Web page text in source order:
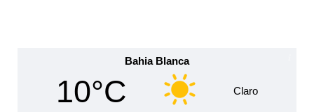
Bahia Blanca
10°C Claro